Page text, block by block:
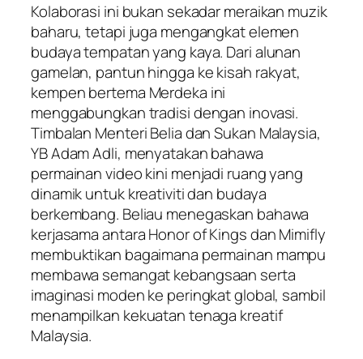
Kolaborasi ini bukan sekadar meraikan muzik
baharu, tetapi juga mengangkat elemen
budaya tempatan yang kaya. Dari alunan
gamelan, pantun hingga ke kisah rakyat,
kempen bertema Merdeka ini
menggabungkan tradisi dengan inovasi.
Timbalan Menteri Belia dan Sukan Malaysia,
YB Adam Adli, menyatakan bahawa
permainan video kini menjadi ruang yang
dinamik untuk kreativiti dan budaya
berkembang. Beliau menegaskan bahawa
kerjasama antara Honor of Kings dan Mimifly
membuktikan bagaimana permainan mampu
membawa semangat kebangsaan serta
imaginasi moden ke peringkat global, sambil
menampilkan kekuatan tenaga kreatif
Malaysia.